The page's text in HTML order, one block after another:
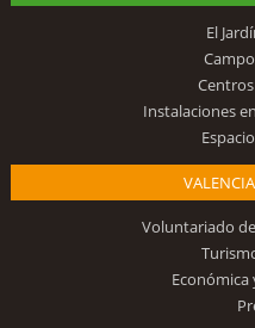
El
Instalaciones
Voluntariado